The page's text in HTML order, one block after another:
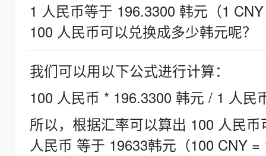
1 人民币等于 196.3300 韩元（1
100 人民币可以兑换成多少韩元呢？
我们可以用以下公式进行计算：
100 人民币 * 196.3300 韩元 / 1 人民
所以，根据汇率可以算出 100 人民
人民币 等于 19633韩元（100 CNY =